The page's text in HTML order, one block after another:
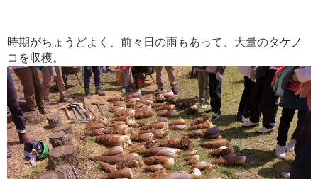
時期がちょうどよく、前々日の雨もあって、大量のタケノ
コを収穫。